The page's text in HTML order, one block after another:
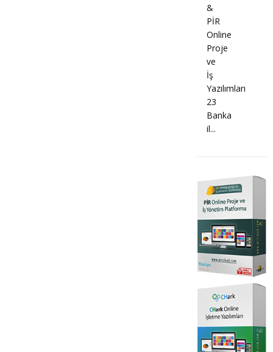
&
PİR
Online
Proje
ve
İş
Yazılımları
23
Banka
il...